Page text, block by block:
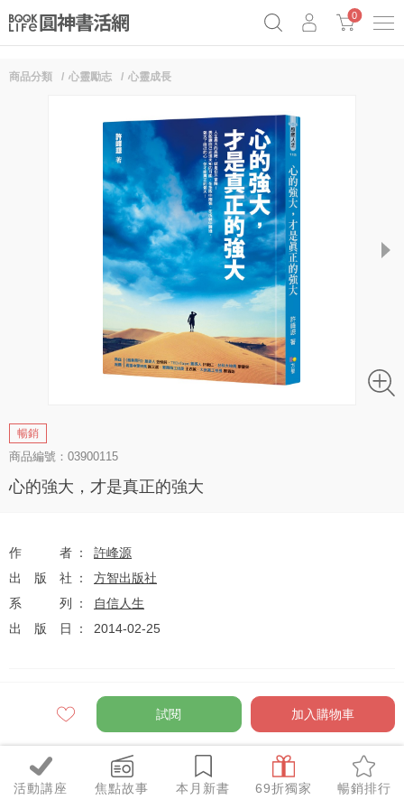
0
活動講座 焦點故事 本月新書 69折獨家 暢銷排行
商品分類 心靈勵志 心靈成長
next
暢銷
商品編號：03900115
心的強大，才是真正的強大
作者
許峰源
出版社
方智出版社
系列
自信人生
出版日
2014-02-25
$260
79折$205元
試閱 加入購物車